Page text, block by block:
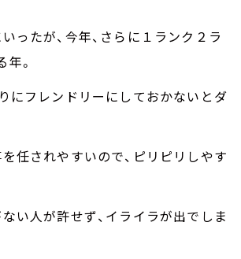
ったが、今年、さらに１ランク２ラ
。
りにフレンドリーにしておかないとダ
を任されやすいので、ピリピリしやす
ない人が許せず、イライラが出でしま